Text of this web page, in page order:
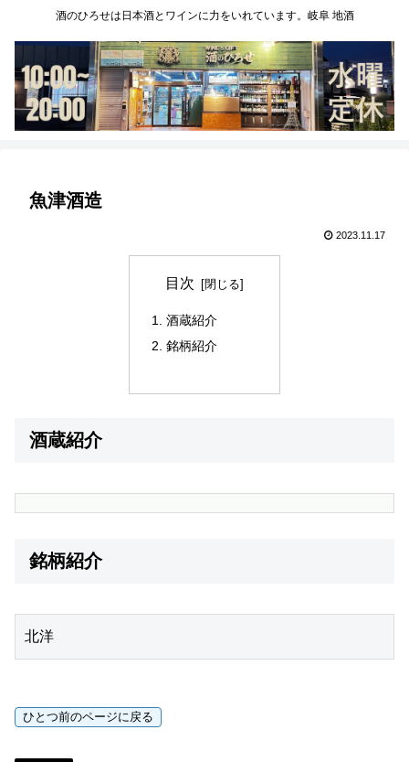
酒のひろせは日本酒とワインに力をいれています。岐阜 地酒
魚津酒造
2023.11.17
目次
酒蔵紹介
銘柄紹介
酒蔵紹介
銘柄紹介
北洋